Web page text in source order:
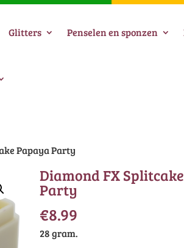
Glitters Penselen en sponzen
Papaya Party
Diamond FX
Party
€8.99
28 gram.